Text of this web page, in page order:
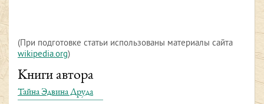
(При подготовке статьи использованы материалы сайта
wikipedia.org)
Книги автора
Тайна Эдвина Друда